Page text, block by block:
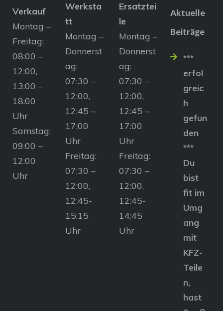
Verkauf
Montag –
Freitag:
08:00 –
12:00,
13:00 –
18:00
Uhr
Samstag:
09:00 –
12:00
Uhr
Werksta
tt
Montag –
Donnerst
ag:
07:30 –
12:00,
12:45 –
17:00
Uhr
Freitag:
07:30 –
12:00,
12:45-
15:15
Uhr
Ersatztei
le
Montag –
Donnerst
ag:
07:30 –
12:00,
12:45 –
17:00
Uhr
Freitag:
07:30 –
12:00,
12:45-
14:45
Uhr
Aktuelle
Beiträge
***
erfol
greic
h
gefun
den
***
Du
bist
fit im
Umg
ang
mit
KFZ-
Teile
n,
hast